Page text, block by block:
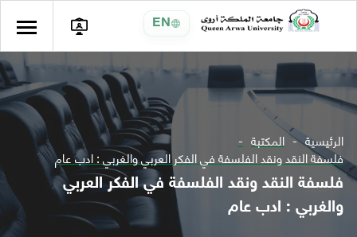
EN
الرئيسية المكتبة
فلسفة النقد ونقد الفلسفة في الفكر العربي والغربي : ادب عام
فلسفة النقد ونقد الفلسفة في الفكر العربي
والغربي : ادب عام